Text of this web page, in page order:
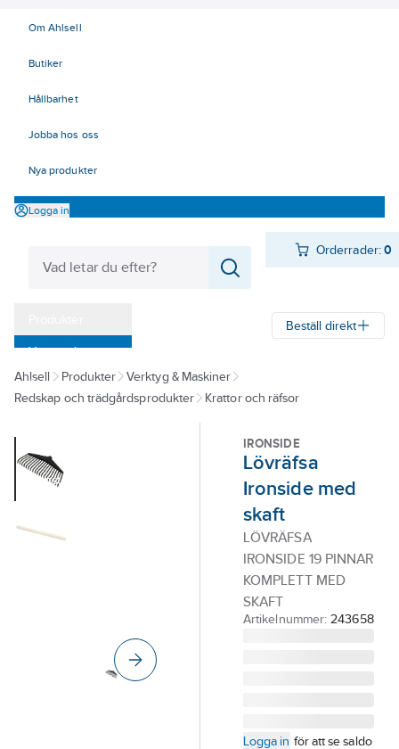
Om Ahlsell
Butiker
Hållbarhet
Jobba hos oss
Nya produkter
Logga in
Orderrader:0
Varumärken
Kampanjer
Tjänster
Bli kund
Beställ direkt
Ahlsell Produkter
Verktyg & Maskiner
Redskap och trädgårdsprodukter
Krattor och räfsor
IRONSIDE
Lövräfsa
Ironside med
skaft
LÖVRÄFSA
IRONSIDE 19 PINNAR
KOMPLETT MED
SKAFT
Artikelnummer: 243658
Logga in för att se saldo